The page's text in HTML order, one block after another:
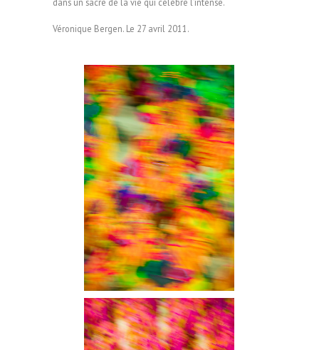
Véronique Bergen. Le 27 avril 2011.